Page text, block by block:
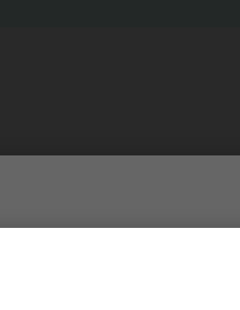
sind Jennifer und Markus Graf.